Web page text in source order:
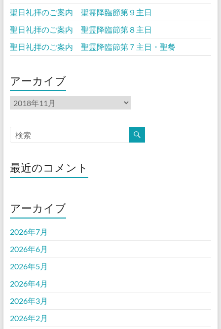
聖日礼拝のご案内 聖霊降臨節第９主日
聖日礼拝のご案内 聖霊降臨節第８主日
聖日礼拝のご案内 聖霊降臨節第７主日・聖餐
アーカイブ
ア
ー
イ
ブ
最近のコメント
アーカイブ
2026年7月
2026年6月
2026年5月
2026年4月
2026年3月
2026年2月